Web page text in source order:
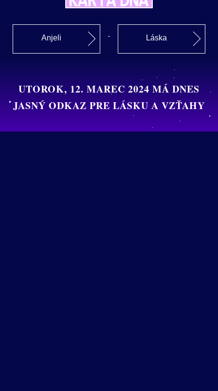
Anjeli Láska
UTOROK, 12. MAREC 2024 MÁ DNES
JASNÝ ODKAZ PRE LÁSKU A VZŤAHY